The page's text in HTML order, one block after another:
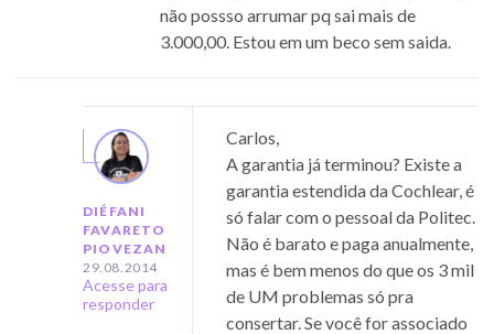
não possso arrumar pq sai mais de
3.000,00. Estou em um beco sem saida.
DIÉFANI
FAVARETO
PIOVEZAN
29.08.2014
Acesse para
responder
Carlos,
A garantia já terminou? Existe a
garantia estendida da Cochlear, é
só falar com o pessoal da Politec.
Não é barato e paga anualmente,
mas é bem menos do que os 3 mil
de UM problemas só pra
consertar. Se você for associado